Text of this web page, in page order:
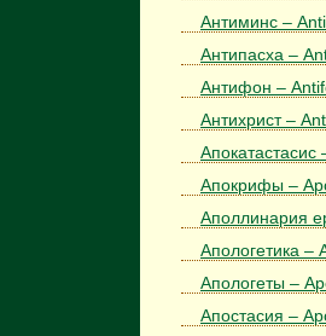
Антиминс –
Антипасха –
Антифон –
Антихрист –
Апокатастасис
Апокрифы –
Аполлинария
Апологетика –
Апологеты –
Апостасия –